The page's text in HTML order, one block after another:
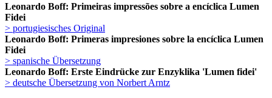
Leonardo Boff: Primeiras impressões sobre a encíclica Lumen
Fidei
> portugiesisches Original
Leonardo Boff: Primeras impresiones sobre la encíclica Lumen
Fidei
> spanische Übersetzung
Leonardo Boff: Erste Eindrücke zur Enzyklika 'Lumen fidei'
> deutsche Übersetzung von Norbert Arntz